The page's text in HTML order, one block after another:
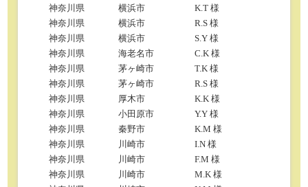
神奈川県
横浜市
K.T 様
神奈川県
横浜市
R.S 様
神奈川県
横浜市
S.Y 様
神奈川県
海老名市
C.K 様
神奈川県
茅ヶ崎市
T.K 様
神奈川県
茅ヶ崎市
R.S 様
神奈川県
厚木市
K.K 様
神奈川県
小田原市
Y.Y 様
神奈川県
秦野市
K.M 様
神奈川県
川崎市
I.N 様
神奈川県
川崎市
F.M 様
神奈川県
川崎市
M.K 様